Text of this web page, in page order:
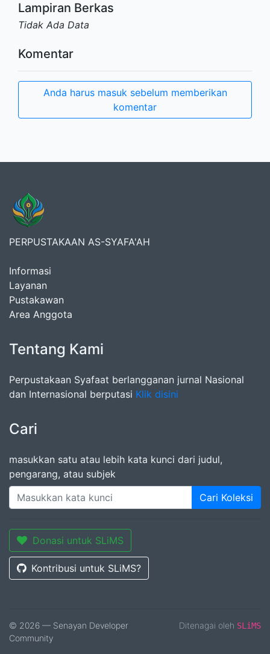
Lampiran Berkas
Tidak Ada Data
Komentar
Anda harus masuk sebelum memberikan
komentar
PERPUSTAKAAN AS-SYAFA'AH
Informasi
Layanan
Pustakawan
Area Anggota
Tentang Kami
Perpustakaan Syafaat berlangganan jurnal Nasional
dan Internasional berputasi Klik disini
Cari
masukkan satu atau lebih kata kunci dari judul,
pengarang, atau subjek
Cari Koleksi
Donasi untuk SLiMS
Kontribusi untuk SLiMS?
© 2026 — Senayan Developer
Community
Ditenagai oleh SLiMS